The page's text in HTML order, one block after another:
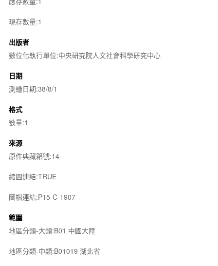
現存數量:1
出版者
數位化執行單位:中央研究院人文社會科學研究中心
日期
測繪日期:38/8/1
格式
數量:1
來源
原件典藏箱號:14
縮圖連結:TRUE
圖檔連結:P15-C-1907
範圍
地區分類-大類:B01 中國大陸
地區分類-中類:B01019 湖北省